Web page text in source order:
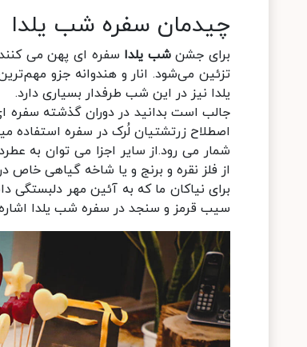
چیدمان سفره شب یلدا
برای جشنشب یلدا سفره ای پهن می کنند
تزئین می‌شود. انار و هندوانه جزو
یلدا نیز در این شب طرفدار بسیاری دارد.
جالب است بدانید در دوران گذشته
اصطلاح زرتشتیان لُرک در سفره
شمار می رود.از سایر اجزا می توان به
از فلز نقره و برنج و یا شاخه گیاهی
برای نیاکان ما که به آئین مهر دلبستگی
سیب قرمز و سنجد در سفره شب یلدا